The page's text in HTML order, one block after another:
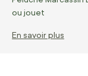
ou jouet
En savoir plus